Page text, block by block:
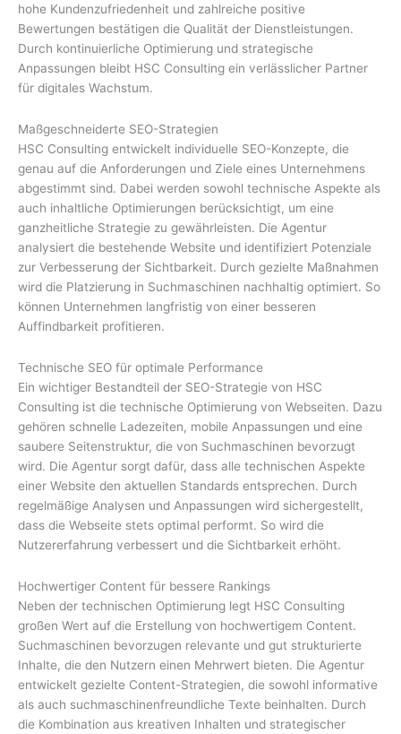
hohe Kundenzufriedenheit und zahlreiche positive
Bewertungen bestätigen die Qualität der Dienstleistungen.
Durch kontinuierliche Optimierung und strategische
Anpassungen bleibt HSC Consulting ein verlässlicher Partner
für digitales Wachstum.
Maßgeschneiderte SEO-Strategien
HSC Consulting entwickelt individuelle SEO-Konzepte, die
genau auf die Anforderungen und Ziele eines Unternehmens
abgestimmt sind. Dabei werden sowohl technische Aspekte als
auch inhaltliche Optimierungen berücksichtigt, um eine
ganzheitliche Strategie zu gewährleisten. Die Agentur
analysiert die bestehende Website und identifiziert Potenziale
zur Verbesserung der Sichtbarkeit. Durch gezielte Maßnahmen
wird die Platzierung in Suchmaschinen nachhaltig optimiert. So
können Unternehmen langfristig von einer besseren
Auffindbarkeit profitieren.
Technische SEO für optimale Performance
Ein wichtiger Bestandteil der SEO-Strategie von HSC
Consulting ist die technische Optimierung von Webseiten. Dazu
gehören schnelle Ladezeiten, mobile Anpassungen und eine
saubere Seitenstruktur, die von Suchmaschinen bevorzugt
wird. Die Agentur sorgt dafür, dass alle technischen Aspekte
einer Website den aktuellen Standards entsprechen. Durch
regelmäßige Analysen und Anpassungen wird sichergestellt,
dass die Webseite stets optimal performt. So wird die
Nutzererfahrung verbessert und die Sichtbarkeit erhöht.
Hochwertiger Content für bessere Rankings
Neben der technischen Optimierung legt HSC Consulting
großen Wert auf die Erstellung von hochwertigem Content.
Suchmaschinen bevorzugen relevante und gut strukturierte
Inhalte, die den Nutzern einen Mehrwert bieten. Die Agentur
entwickelt gezielte Content-Strategien, die sowohl informative
als auch suchmaschinenfreundliche Texte beinhalten. Durch
die Kombination aus kreativen Inhalten und strategischer